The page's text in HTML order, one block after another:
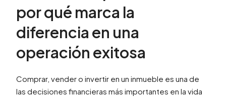
por qué marca la
diferencia en una
operación exitosa
Comprar, vender o invertir en un inmueble es una de
las decisiones financieras más importantes en la vida